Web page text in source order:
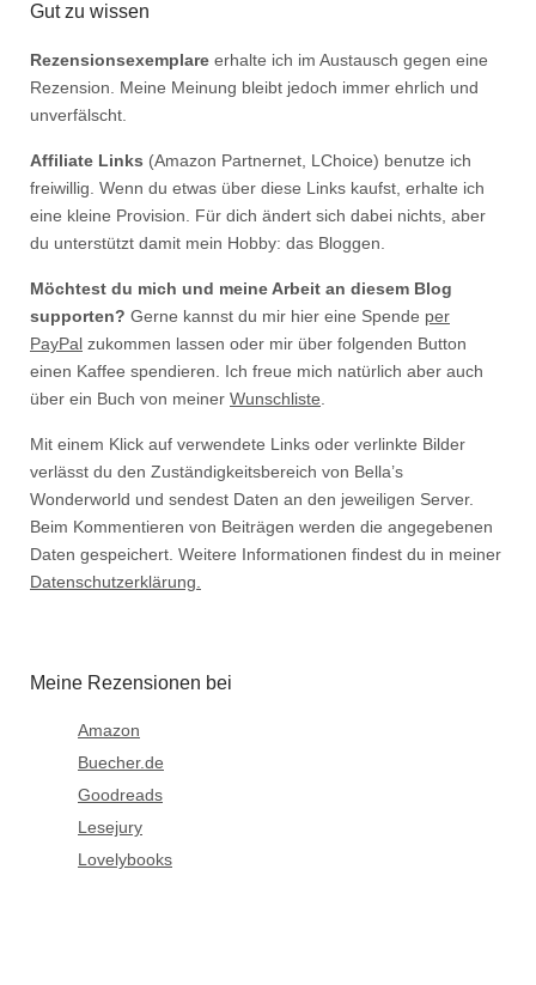
Gut zu wissen
Rezensionsexemplare erhalte ich im Austausch gegen eine
Rezension. Meine Meinung bleibt jedoch immer ehrlich und
unverfälscht.
Affiliate Links (Amazon Partnernet, LChoice) benutze ich
freiwillig. Wenn du etwas über diese Links kaufst, erhalte ich
eine kleine Provision. Für dich ändert sich dabei nichts, aber
du unterstützt damit mein Hobby: das Bloggen.
Möchtest du mich und meine Arbeit an diesem Blog
supporten? Gerne kannst du mir hier eine Spende per
PayPal zukommen lassen oder mir über folgenden Button
einen Kaffee spendieren. Ich freue mich natürlich aber auch
über ein Buch von meiner Wunschliste.
Mit einem Klick auf verwendete Links oder verlinkte Bilder
verlässt du den Zuständigkeitsbereich von Bella’s
Wonderworld und sendest Daten an den jeweiligen Server.
Beim Kommentieren von Beiträgen werden die angegebenen
Daten gespeichert. Weitere Informationen findest du in meiner
Datenschutzerklärung.
Meine Rezensionen bei
Amazon
Buecher.de
Goodreads
Lesejury
Lovelybooks